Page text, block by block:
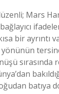
Mars
bir ayrıntı
batıya